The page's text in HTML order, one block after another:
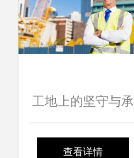
工地上的坚守与承
诺 致每一位建设工
查看详情